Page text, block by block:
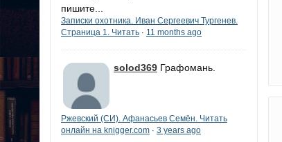
пишите...
Записки охотника. Иван Сергеевич Тургенев.
Страница 1. Читать · 11 months ago
solod369 Графомань.
Ржевский (СИ). Афанасьев Семён. Читать
онлайн на knigger.com · 3 years ago